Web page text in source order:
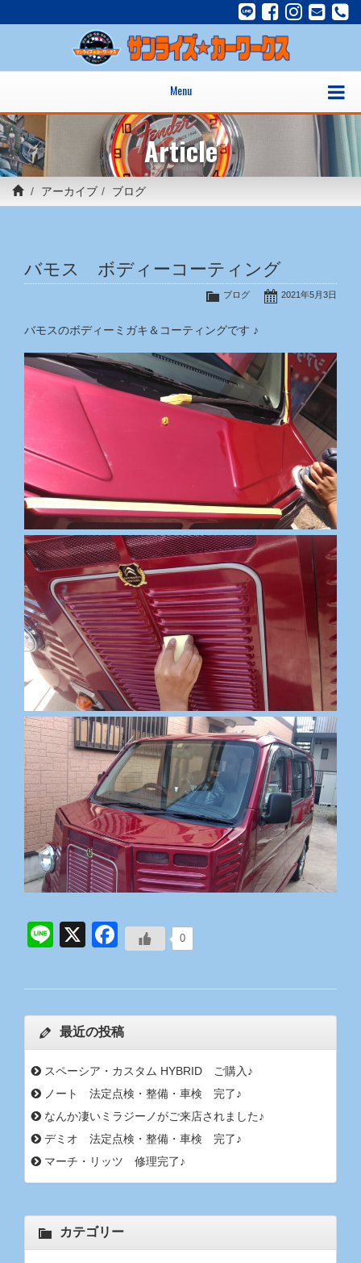
Menu
Article
アーカイブ ブログ
バモス ボディーコーティング
2021年5月3日
ブログ
バモスのボディーミガキ＆コーティングです ♪
0
Line
X Facebook
最近の投稿
スペーシア・カスタム HYBRID ご購入♪
ノート 法定点検・整備・車検 完了♪
なんか凄いミラジーノがご来店されました♪
デミオ 法定点検・整備・車検 完了♪
マーチ・リッツ 修理完了♪
カテゴリー